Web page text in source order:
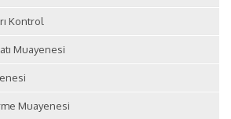
Kontrol
Muayenesi
Muayenesi